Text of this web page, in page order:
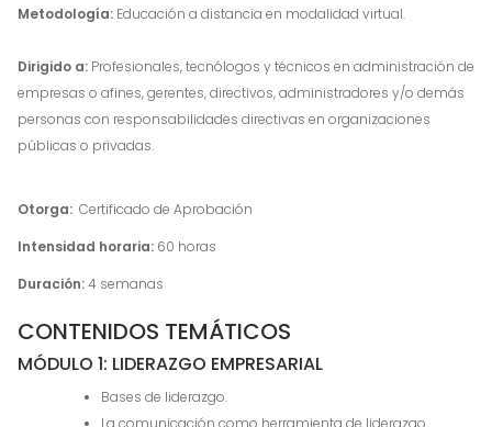
Metodología: Educación a distancia en modalidad virtual.
Dirigido a: Profesionales, tecnólogos y técnicos en administración de
empresas o afines, gerentes, directivos, administradores y/o demás
personas con responsabilidades directivas en organizaciones
públicas o privadas.
Otorga: Certificado de Aprobación
Intensidad horaria: 60 horas
Duración:4 semanas
CONTENIDOS TEMÁTICOS
MÓDULO 1: LIDERAZGO EMPRESARIAL
Bases de liderazgo.
La comunicación como herramienta de liderazgo.